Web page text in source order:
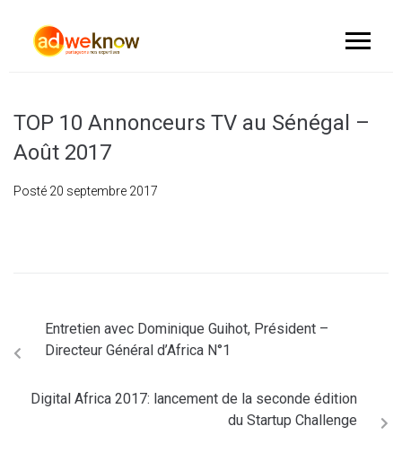
TOP 10 Annonceurs TV au Sénégal –
Août 2017
Posté 20 septembre 2017
Entretien avec Dominique Guihot, Président –
Directeur Général d’Africa N°1
Digital Africa 2017: lancement de la seconde édition
du Startup Challenge